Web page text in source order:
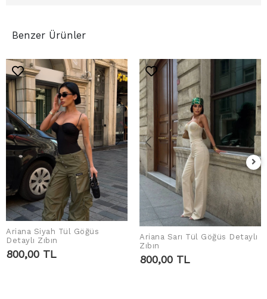
Benzer Ürünler
ADD TO CART
Ariana Siyah Tül Göğüs
Detaylı Zıbın
800,00 TL
ADD TO CART
Ariana Sarı Tül Göğüs Detaylı
Zıbın
800,00 TL